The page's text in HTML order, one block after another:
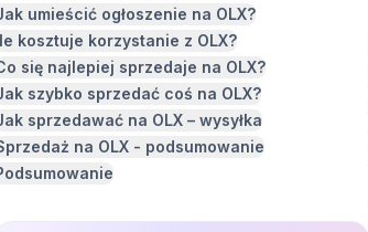
umieścić ogłoszenie na OLX?
kosztuje korzystanie z OLX?
się najlepiej sprzedaje na OLX?
szybko sprzedać coś na OLX?
sprzedawać na OLX – wysyłka
na OLX - podsumowanie